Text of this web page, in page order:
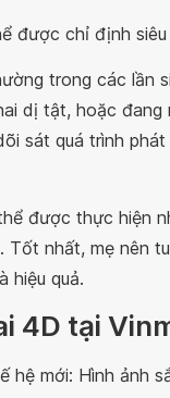
được chỉ định
trong các lần
dị tật, hoặc đang
sát quá trình
được thực hiện
Tốt nhất, mẹ nên
hiệu quả.
4D tại
hệ mới: Hình ảnh